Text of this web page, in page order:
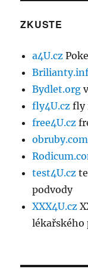
ZKUSTE
a4U.cz
Bydlet.org
fly4U.cz fly
free4U.cz
obruby.com
test4U.cz
podvody
XXX4U.cz
lékařského